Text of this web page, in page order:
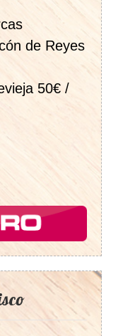
de Reyes
50€ /